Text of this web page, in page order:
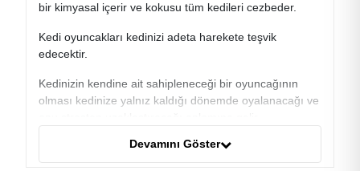
bir kimyasal içerir ve kokusu tüm kedileri cezbeder.
Kedi oyuncakları kedinizi adeta harekete teşvik
edecektir.
Kedinizin kendine ait sahipleneceği bir oyuncağının
olması kedinize yalnız kaldığı dönemde oyalanacağı ve
Kedinizi stresten uzak tutmak için mutlaka bir kedi
oyuncağı ile ödüllendirin.
Devamını Göster